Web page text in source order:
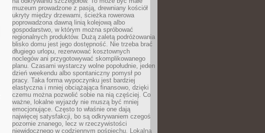
muzeum prowadzone z pasją, drewniany kościół
ukryty między drzewami, ścieżka rowerowa
poprowadzona dawną linią kolejową albo
gospodarstwo, w którym można spróbować
regionalnych produktów. Dużą zaletą podróżowania
blisko domu jest jego dostępność. Nie trzeba brać
długiego urlopu, rezerwować kosztownych
noclegów ani przygotowywać skomplikowanego
planu. Czasami wystarczy wolne popołudnie, jeden
dzień weekendu albo spontaniczny pomysł po
pracy. Taka forma wypoczynku jest bardziej
elastyczna i mniej obciążająca finansowo, dzięki
czemu można pozwolić sobie na nią częściej. Co
ważne, lokalne wyjazdy nie muszą być mniej
emocjonujące. Często to właśnie one dają
najwięcej satysfakcji, bo są odkrywaniem czegoś
pozornie znanego, lecz w rzeczywistości
niewidocznego w codziennym pośpiechu. Lokalna